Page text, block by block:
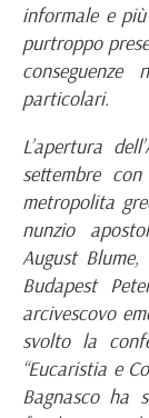
informale e
purtroppo
particolari.
L’apertura
settembre
metropolita
nunzio
August
Budapest
arcivescovo
svolto la
“Eucaristia e
Bagnasco ha